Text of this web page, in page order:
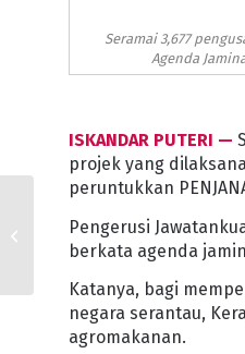
Seramai 3,677
Agenda
ISKANDAR PUTERI —
projek yang
peruntukkan
Pengerusi
berkata agenda
Katanya, bagi
negara serantau,
agromakanan.
YOUR LIFE MATTERS
MBPG